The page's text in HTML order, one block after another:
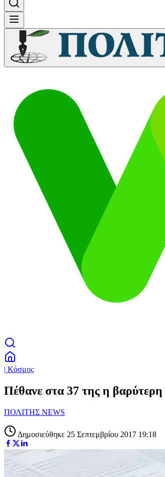
| Κόσμος
Πέθανε στα 37 της η βαρύτερη
ΠΟΛΙΤΗΣ NEWS
Δημοσιεύθηκε 25 Σεπτεμβρίου 2017 19:18